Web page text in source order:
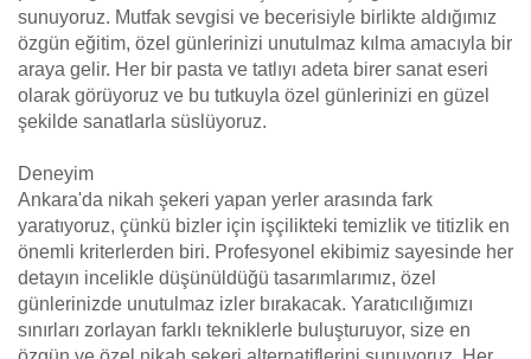
sunuyoruz. Mutfak sevgisi ve becerisiyle birlikte aldığımız
özgün eğitim, özel günlerinizi unutulmaz kılma amacıyla bir
araya gelir. Her bir pasta ve tatlıyı adeta birer sanat eseri
olarak görüyoruz ve bu tutkuyla özel günlerinizi en güzel
şekilde sanatlarla süslüyoruz.
Deneyim
Ankara'da nikah şekeri yapan yerler arasında fark
yaratıyoruz, çünkü bizler için işçilikteki temizlik ve titizlik en
önemli kriterlerden biri. Profesyonel ekibimiz sayesinde her
detayın incelikle düşünüldüğü tasarımlarımız, özel
günlerinizde unutulmaz izler bırakacak. Yaratıcılığımızı
sınırları zorlayan farklı tekniklerle buluşturuyor, size en